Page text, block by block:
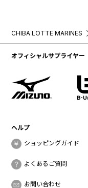
CHIBA LOTTE MARINES
オフィシャルサプライヤー
ヘルプ
ショッピングガイド
よくあるご質問
お問い合わせ